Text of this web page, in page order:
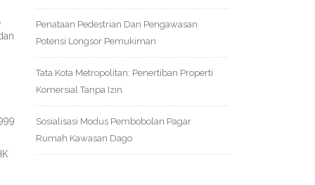
Penataan Pedestrian Dan Pengawasan
Potensi Longsor Pemukiman
Tata Kota Metropolitan: Penertiban Properti
Komersial Tanpa Izin
Sosialisasi Modus Pembobolan Pagar
Rumah Kawasan Dago